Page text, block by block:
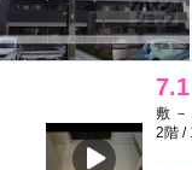
7.1
敷 －
2階 /